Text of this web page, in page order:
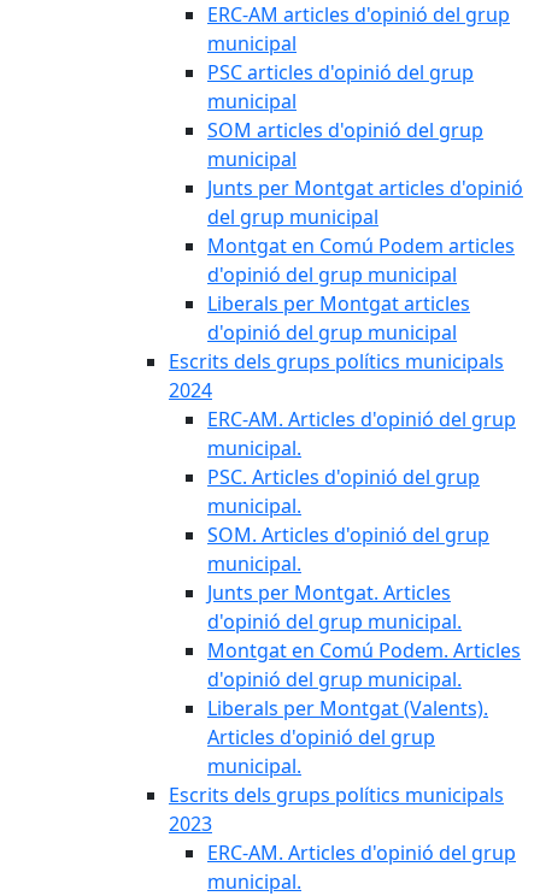
ERC-AM articles d'opinió del grup
municipal
PSC articles d'opinió del grup
municipal
SOM articles d'opinió del grup
municipal
Junts per Montgat articles d'opinió
del grup municipal
Montgat en Comú Podem articles
d'opinió del grup municipal
Liberals per Montgat articles
d'opinió del grup municipal
Escrits dels grups polítics municipals
2024
ERC-AM. Articles d'opinió del grup
municipal.
PSC. Articles d'opinió del grup
municipal.
SOM. Articles d'opinió del grup
municipal.
Junts per Montgat. Articles
d'opinió del grup municipal.
Montgat en Comú Podem. Articles
d'opinió del grup municipal.
Liberals per Montgat (Valents).
Articles d'opinió del grup
municipal.
Escrits dels grups polítics municipals
2023
ERC-AM. Articles d'opinió del grup
municipal.